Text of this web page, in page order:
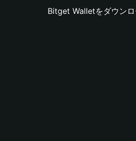
Bitget Walletをダウン